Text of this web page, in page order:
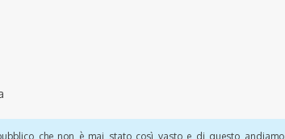
che non è mai stato così vasto e di questo andiamo